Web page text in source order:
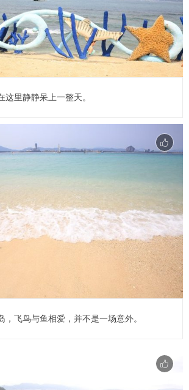
这里静静呆上一整天。
，飞鸟与鱼相爱，并不是一场意外。